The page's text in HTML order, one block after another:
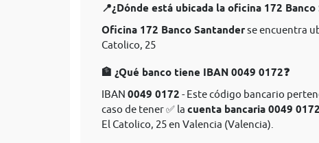
📍¿Dónde está ubicada la oficina 172 Banco
Oficina 172 Banco Santanderse encuentra
Catolico, 25
🏦 ¿Qué banco tiene IBAN 0049 0172❓
IBAN 0049 0172 - Este código bancario
caso de tener ✅ la cuenta bancaria 0049 0172
El Catolico, 25 en Valencia (Valencia).